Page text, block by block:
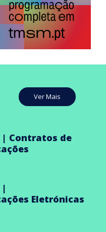
Ver Mais
| Contratos de
|
Eletrónicas